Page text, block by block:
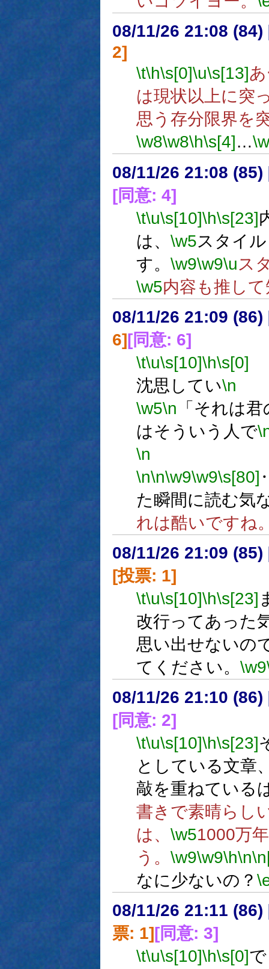
08/11/26 21:08 (84)
2]
\t\h\s[0]\u\s[13]
は現状以上に突
思う存分限界を
\w8\w8\h\s[4] …
08/11/26 21:08 (85)
[同意: 4]
\t\u\s[10]\h\s[23]
は、 \w5スタイ
す。 \w9\w9\uス
\w5内容も推し
08/11/26 21:09 (86)
6][同意: 6]
\t\u\s[10]\h\s[0]
沈思してい\n
\w5\n 「それは
はそういう人で
\n
\n\n\w9\w9\s[80]
た瞬間に読む気
れは酷いですね
08/11/26 21:09 (85)
[投票: 1]
\t\u\s[10]\h\s[23]
改行ってあった
思い出せないの
てください。 \w9
08/11/26 21:10 (86)
[同意: 2]
\t\u\s[10]\h\s[23]
としている文章
敲を重ねている
書きで素晴らし
は、 \w51000万
う。 \w9\w9\h\n
なに少ないの？
08/11/26 21:11 (86)
票: 1] [同意: 3]
\t\u\s[10]\h\s[0]